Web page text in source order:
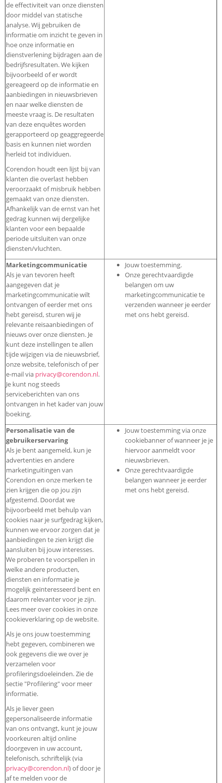
de effectiviteit van onze diensten
door middel van statische
analyse. Wij gebruiken de
informatie om inzicht te geven in
hoe onze informatie en
dienstverlening bijdragen aan de
bedrijfsresultaten. We kijken
bijvoorbeeld of er wordt
gereageerd op de informatie en
aanbiedingen in nieuwsbrieven
en naar welke diensten de
meeste vraag is. De resultaten
van deze enquêtes worden
gerapporteerd op geaggregeerde
basis en kunnen niet worden
herleid tot individuen.
Corendon houdt een lijst bij van
klanten die overlast hebben
veroorzaakt of misbruik hebben
gemaakt van onze diensten.
Afhankelijk van de ernst van het
gedrag kunnen wij dergelijke
klanten voor een bepaalde
periode uitsluiten van onze
diensten/vluchten.
Marketingcommunicatie
Als je van tevoren heeft
aangegeven dat je
marketingcommunicatie wilt
ontvangen of eerder met ons
hebt gereisd, sturen wij je
relevante reisaanbiedingen of
nieuws over onze diensten. Je
kunt deze instellingen te allen
tijde wijzigen via de nieuwsbrief,
onze website, telefonisch of per
e-mail via privacy@corendon.nl.
Je kunt nog steeds
serviceberichten van ons
ontvangen in het kader van jouw
boeking.
Jouw toestemming.
Onze gerechtvaardigde
belangen om uw
marketingcommunicatie te
verzenden wanneer je eerder
met ons hebt gereisd.
Personalisatie van de
gebruikerservaring
Als je bent aangemeld, kun je
advertenties en andere
marketinguitingen van
Corendon en onze merken te
zien krijgen die op jou zijn
afgestemd. Doordat we
bijvoorbeeld met behulp van
cookies naar je surfgedrag kijken,
kunnen we ervoor zorgen dat je
aanbiedingen te zien krijgt die
aansluiten bij jouw interesses.
We proberen te voorspellen in
welke andere producten,
diensten en informatie je
mogelijk geïnteresseerd bent en
daarom relevanter voor je zijn.
Lees meer over cookies in onze
cookieverklaring op de website.
Als je ons jouw toestemming
hebt gegeven, combineren we
ook gegevens die we over je
verzamelen voor
profileringsdoeleinden. Zie de
sectie "Profilering" voor meer
informatie.
Als je liever geen
gepersonaliseerde informatie
van ons ontvangt, kunt je jouw
voorkeuren altijd online
doorgeven in uw account,
telefonisch, schriftelijk (via
privacy@corendon.nl) of door je
af te melden voor de
Jouw toestemming via onze
cookiebanner of wanneer je je
hiervoor aanmeldt voor
nieuwsbrieven.
Onze gerechtvaardigde
belangen wanneer je eerder
met ons hebt gereisd.